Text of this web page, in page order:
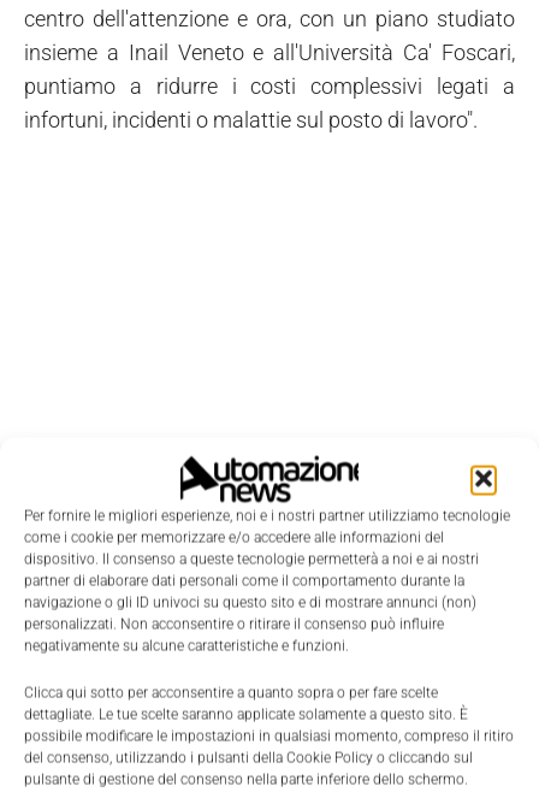
Per fornire le migliori esperienze, noi e i nostri partner utilizziamo tecnologie
come i cookie per memorizzare e/o accedere alle informazioni del
dispositivo. Il consenso a queste tecnologie permetterà a noi e ai nostri
partner di elaborare dati personali come il comportamento durante la
navigazione o gli ID univoci su questo sito e di mostrare annunci (non)
personalizzati. Non acconsentire o ritirare il consenso può influire
negativamente su alcune caratteristiche e funzioni.
Clicca qui sotto per acconsentire a quanto sopra o per fare scelte
dettagliate. Le tue scelte saranno applicate solamente a questo sito. È
possibile modificare le impostazioni in qualsiasi momento, compreso il ritiro
del consenso, utilizzando i pulsanti della Cookie Policy o cliccando sul
pulsante di gestione del consenso nella parte inferiore dello schermo.
LEGGI LA RIVISTA ⇢
centro dell'attenzione e ora, con un piano studiato
insieme a Inail Veneto e all'Università Ca' Foscari,
puntiamo a ridurre i costi complessivi legati a
infortuni, incidenti o malattie sul posto di lavoro".